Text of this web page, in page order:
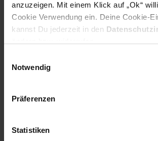
anzuzeigen. Mit einem Klick auf „Ok“
Cookie Verwendung ein. Deine Cookie-
kannst Du jederzeit in den
Notwendig
Präferenzen
Statistiken
Produktbeschreibung
wiedergegebenen Farben und hält Ihre
naturgetreu fest. Hauttöne wirken natürlich
Artikelnummer: 3093855000
Druckerpatronen